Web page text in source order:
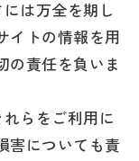
は万全を期し
イトの情報を用
の責任を負いま
らをご利用に
害についても責